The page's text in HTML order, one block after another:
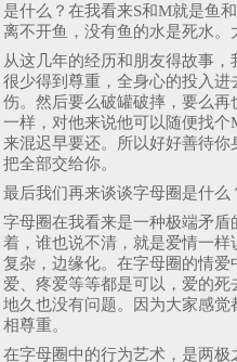
是什么？在我看来S和M就是鱼
离不开鱼，没有鱼的水是死水。
从这几年的经历和朋友得故事
很少得到尊重，全身心的投入
伤。然后要么破罐破摔，要么再
一样，对他来说他可以随便找
来混迟早要还。所以好好善待
把全部交给你。
最后我们再来谈谈字母圈是什么
字母圈在我看来是一种极端矛
着，谁也说不清，就是爱情一
复杂，边缘化。在字母圈的情
爱、疼爱等等都是可以，爱的
地久也没有问题。因为大家感
相尊重。
在字母圈中的行为艺术，是两